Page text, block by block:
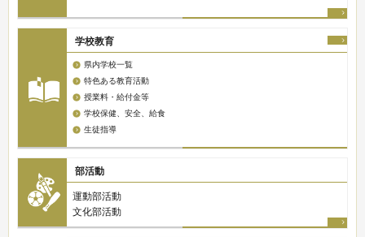
学校教育
県内学校一覧
特色ある教育活動
授業料・給付金等
学校保健、安全、給食
生徒指導
部活動
運動部活動
文化部活動